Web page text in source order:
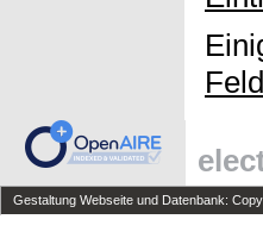
Gestaltung Webseite und Datenbank: